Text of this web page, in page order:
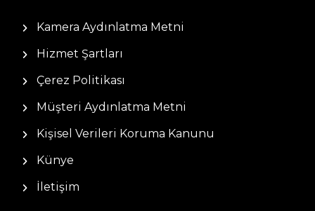
Kamera Aydınlatma Metni
Hizmet Şartları
Çerez Politikası
Müşteri Aydınlatma Metni
Kişisel Verileri Koruma Kanunu
Künye
İletişim